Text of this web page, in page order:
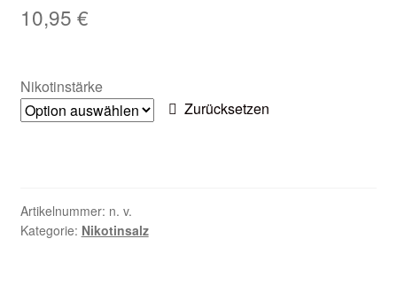
Kontaktformular
10,95 €
Nikotinstärke
Zurücksetzen
Artikelnummer: n. v.
Kategorie: Nikotinsalz